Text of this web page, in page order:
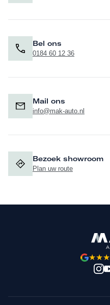
Bel ons
0184 60 12 36
Mail ons
info@mak-auto.nl
Bezoek showroom
Plan uw route
★★★